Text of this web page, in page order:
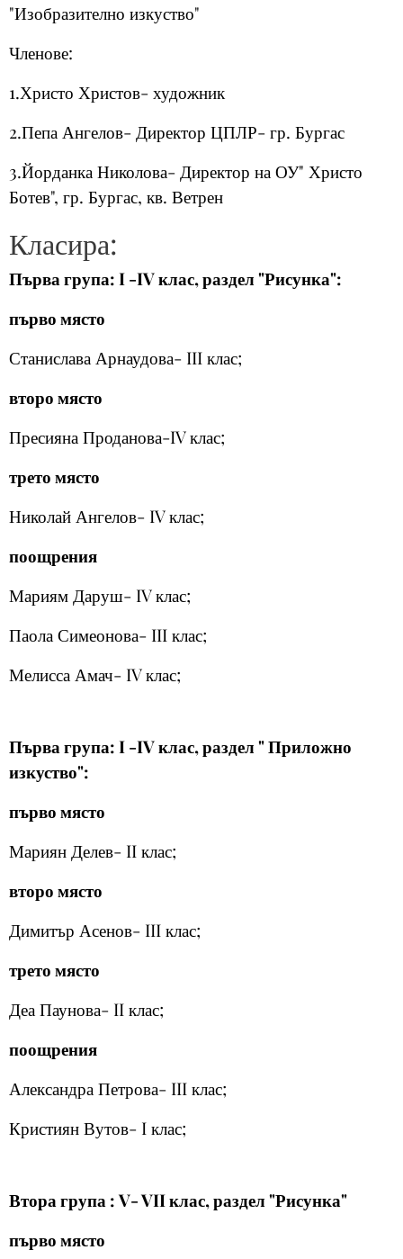
"Изобразително изкуство"
Членове:
1.Христо Христов- художник
2.Пепа Ангелов- Директор ЦПЛР- гр. Бургас
3.Йорданка Николова- Директор на ОУ" Христо
Ботев", гр. Бургас, кв. Ветрен
Класира:
Първа група: I -IV клас, раздел "Рисунка":
първо място
Станислава Арнаудова- III клас;
второ място
Пресияна Проданова-IV клас;
трето място
Николай Ангелов- IV клас;
поощрения
Мариям Даруш- IV клас;
Паола Симеонова- III клас;
Мелисса Амач- IV клас;
Първа група: I -IV клас, раздел " Приложно
изкуство":
първо място
Мариян Делев- II клас;
второ място
Димитър Асенов- III клас;
трето място
Деа Паунова- II клас;
поощрения
Александра Петрова- III клас;
Кристиян Вутов- I клас;
Втора група : V- VII клас, раздел "Рисунка"
първо място